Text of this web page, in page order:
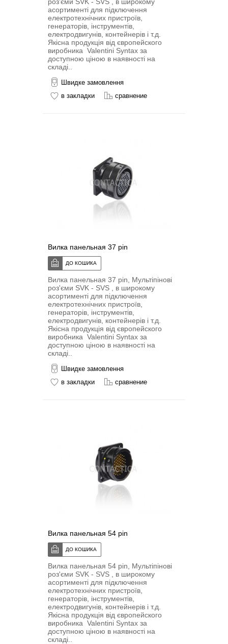
асортименті для підключення
електротехнічних пристроїв,
генераторів, інструментів,
електродвигунів, контейнерів і т.д.
Якісна продукція від європейского
виробника Valentini Syntax за
доступною ціною в наявності на
складі..
Швидке замовлення
в закладки
сравнение
Вилка панельная 37 pin
Вилка панельная 37 pin, Мультіпіновi
роз'єми SVK - SVS , в широкому
асортименті для підключення
електротехнічних пристроїв,
генераторів, інструментів,
електродвигунів, контейнерів і т.д.
Якісна продукція від європейского
виробника Valentini Syntax за
доступною ціною в наявності на
складі..
Швидке замовлення
в закладки
сравнение
Вилка панельная 54 pin
Вилка панельная 54 pin, Мультіпіновi
роз'єми SVK - SVS , в широкому
асортименті для підключення
електротехнічних пристроїв,
генераторів, інструментів,
електродвигунів, контейнерів і т.д.
Якісна продукція від європейского
виробника Valentini Syntax за
доступною ціною в наявності на
складі..